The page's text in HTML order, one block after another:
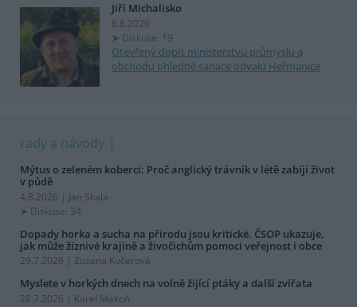
Jiří Michalisko
6.8.2026
Diskuse: 19
Otevřený dopis ministerstvu průmyslu a
obchodu ohledně sanace odvalu Heřmanice
rady a návody
Mýtus o zeleném koberci: Proč anglický trávník v létě zabíjí život
v půdě
4.8.2026 | Jan Skala
Diskuse: 34
Dopady horka a sucha na přírodu jsou kritické. ČSOP ukazuje,
jak může žíznivé krajině a živočichům pomoci veřejnost i obce
29.7.2026 | Zuzana Kučerová
Myslete v horkých dnech na volně žijící ptáky a další zvířata
28.7.2026 | Karel Makoň